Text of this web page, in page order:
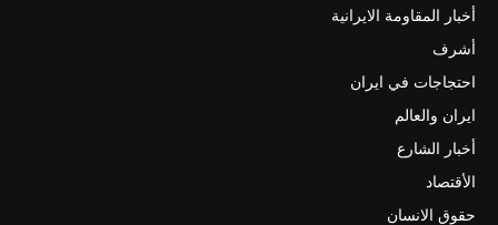
أخبار المقاومة الايرانية
أشرف
احتجاجات في ايران
ايران والعالم
أخبار الشارع
الأقتصاد
حقوق الانسان